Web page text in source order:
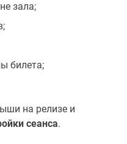
зала;
билета;
на релизе и
сеанса.